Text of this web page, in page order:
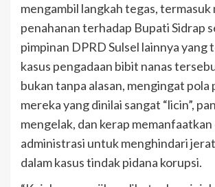
mengambil langkah tegas, termasuk
penahanan terhadap Bupati Sidrap
pimpinan DPRD Sulsel lainnya yang
kasus pengadaan bibit nanas
bukan tanpa alasan, mengingat pola
mereka yang dinilai sangat “licin”,
mengelak, dan kerap memanfaatkan
administrasi untuk menghindari
dalam kasus tindak pidana korupsi.